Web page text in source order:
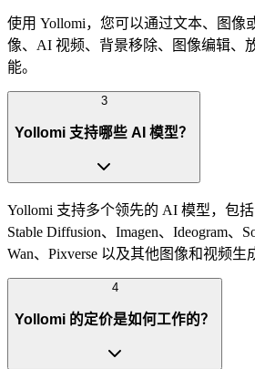
使用 Yollomi，您可以通过文本、图像
像、AI 视频、背景移除、图像编辑、
能。
3
Yollomi 支持哪些 AI 模型？
Yollomi 支持多个领先的 AI 模型，包括
Stable Diffusion、Imagen、Ideogram、
Wan、Pixverse 以及其他图像和视频生
4
Yollomi 的定价是如何工作的？